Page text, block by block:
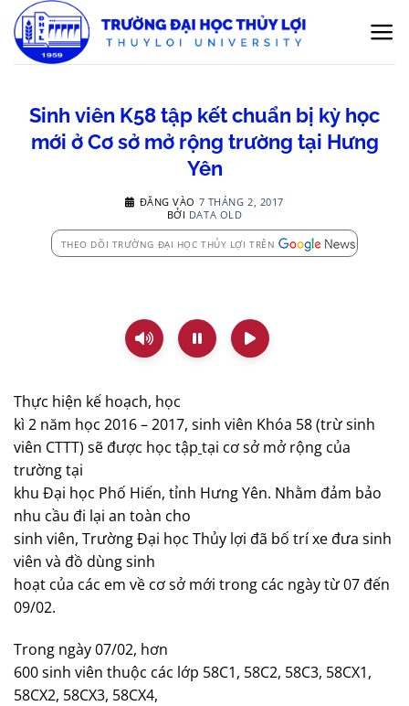
qua
nội
Sinh viên K58 tập kết chuẩn bị kỳ học
mới ở Cơ sở mở rộng trường tại Hưng
Yên
ĐĂNG VÀO 7 THÁNG 2, 2017
BỞI DATA OLD
THEO DÕI TRƯỜNG ĐẠI HỌC THỦY LỢI TRÊN
Thực hiện kế hoạch, học
kì 2 năm học 2016 – 2017, sinh viên Khóa 58 (trừ sinh
viên CTTT) sẽ được học tập tại cơ sở mở rộng của
trường tại
khu Đại học Phố Hiến, tỉnh Hưng Yên. Nhằm đảm bảo
nhu cầu đi lại an toàn cho
sinh viên, Trường Đại học Thủy lợi đã bố trí xe đưa sinh
viên và đồ dùng sinh
hoạt của các em về cơ sở mới trong các ngày từ 07 đến
09/02.
Trong ngày 07/02, hơn
600 sinh viên thuộc các lớp 58C1, 58C2, 58C3, 58CX1,
58CX2, 58CX3, 58CX4,